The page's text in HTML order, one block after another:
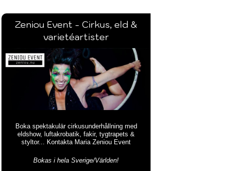
Zeniou Event - Cirkus, eld &
varietéartister
Boka spektakulär cirkusunderhållning med
eldshow, luftakrobatik, fakir, tygtrapets &
styltor... Kontakta Maria Zeniou Event
Bokas i hela Sverige/Världen!